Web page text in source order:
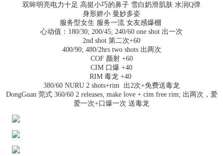
双眸明亮电力十足 高挺小巧的鼻子 雪白奶滑肌肤 水润Q弹
身形娇小 曼妙多姿
服务型女生 服务一流 女友感爆棚
心动值：180/30; 200/45; 240/60 one shot 出一次
2nd shot 第二次+60
400/90; 480/2hrs two shots 出两次
COF 颜射 +60
CIM 口爆 +40
RIM 毒龙 +40
380/60 NURU 2 shots+rim 出2次+免费送毒龙
DongGuan 莞式 360/60 2 releases, make love + cim free rim; 出两次，爱
爱一次+口爆一次 送毒龙